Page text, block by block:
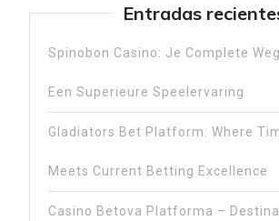
Entradas
Spinobon Casino: Je Complete
Een Superieure Speelervaring
Gladiators Bet Platform: Where
Meets Current Betting Excellence
Casino Betova Platforma –